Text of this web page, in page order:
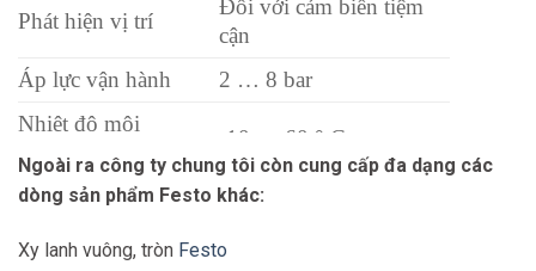
Phát hiện vị trí
Đối với cảm biến tiệm
cận
Áp lực vận hành
2 … 8 bar
Nhiệt độ môi
trường
-10 … 60 ° C
Chiều dài đệm
18 mm
Chất liệu vỏ
Nhôm đúc
Ngoài ra công ty chung tôi còn cung cấp đa dạng các
dòng sản phẩm Festo khác:
Xy lanh vuông, tròn Festo